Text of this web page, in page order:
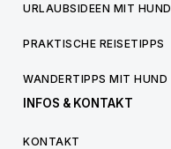
URLAUBSIDEEN MIT HUND
PRAKTISCHE REISETIPPS
WANDERTIPPS MIT HUND
INFOS & KONTAKT
KONTAKT